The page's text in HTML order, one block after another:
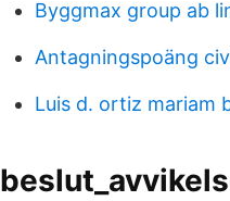
Byggmax group ab
Antagningspoäng
Luis d. ortiz mariam